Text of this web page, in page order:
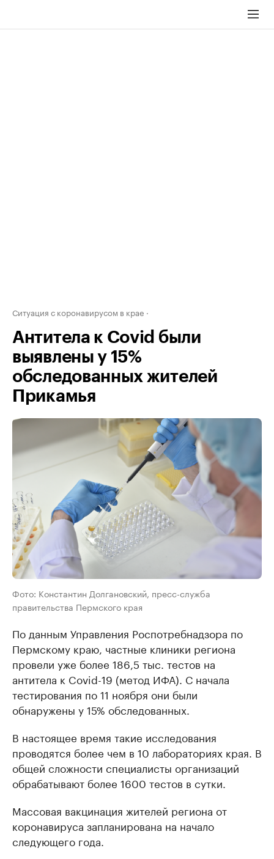
Ситуация с коронавирусом в крае
Антитела к Covid были
выявлены у 15%
обследованных жителей
Прикамья
Фото: Константин Долгановский, пресс-служба
правительства Пермского края
По данным Управления Роспотребнадзора по
Пермскому краю, частные клиники региона
провели уже более 186,5 тыс. тестов на
антитела к Covid-19 (метод ИФА). С начала
тестирования по 11 ноября они были
обнаружены у 15% обследованных.
В настоящее время такие исследования
проводятся более чем в 10 лабораториях края. В
общей сложности специалисты организаций
обрабатывают более 1600 тестов в сутки.
Массовая вакцинация жителей региона от
коронавируса запланирована на начало
следующего года.